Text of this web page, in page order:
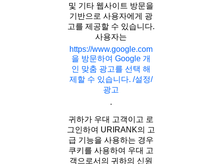
및 기타 웹사이트 방문을
기반으로 사용자에게 광
고를 제공할 수 있습니다.
사용자는
https://www.google.com
을 방문하여 Google 개
인 맞춤 광고를 선택 해
제할 수 있습니다. /설정/
광고
.
귀하가 우대 고객이고 로
그인하여 URIRANK의 고
급 기능을 사용하는 경우
쿠키를 사용하여 우대 고
객으로서의 귀하의 신원